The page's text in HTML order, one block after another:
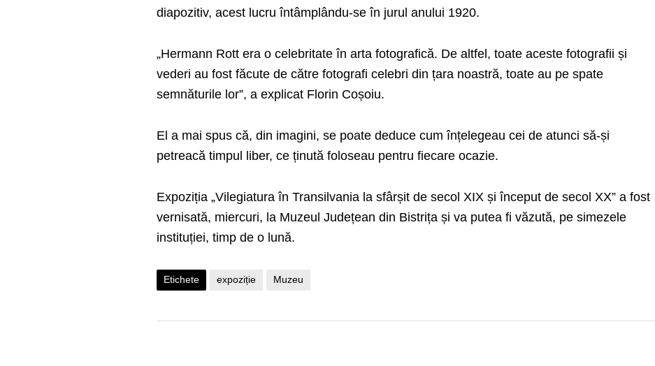
diapozitiv, acest lucru întâmplându-se în jurul anului 1920.
„Hermann Rott era o celebritate în arta fotografică. De altfel, toate aceste fotografii și
vederi au fost făcute de către fotografi celebri din țara noastră, toate au pe spate
semnăturile lor”, a explicat Florin Coșoiu.
El a mai spus că, din imagini, se poate deduce cum înțelegeau cei de atunci să-și
petreacă timpul liber, ce ținută foloseau pentru fiecare ocazie.
Expoziția „Vilegiatura în Transilvania la sfârșit de secol XIX și început de secol XX” a fost
vernisată, miercuri, la Muzeul Județean din Bistrița și va putea fi văzută, pe simezele
instituției, timp de o lună.
Etichete expoziție Muzeu